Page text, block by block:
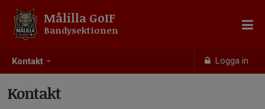
Kontakt Logga in
Målilla GoIF
Bandysektionen
Kontakt